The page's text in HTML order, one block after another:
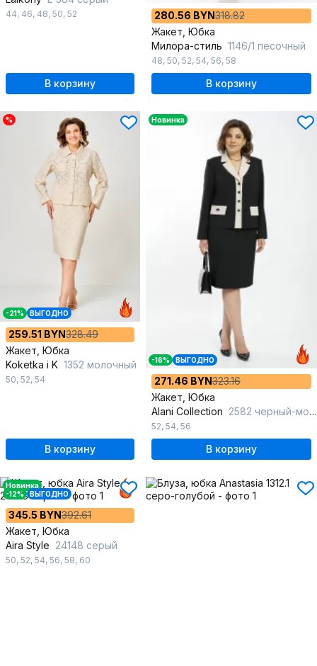
44, 46, 48, 50, 52
В корзину
280.56 BYN318.82
Жакет, Юбка
Милора-стиль 1146/1 песочный
48, 50, 52, 54, 56, 58
В корзину
%
-21% ВЫГОДНО
259.51 BYN328.49
Жакет, Юбка
Koketka i K 1352 молочный
50, 52, 54
В корзину
Новинка
-16% ВЫГОДНО
271.46 BYN323.16
Жакет, Юбка
Alani Collection 2582 черный-молоко
52, 54, 56
В корзину
Новинка
-12%
ВЫГОДНО
345.5 BYN392.61
Жакет, Юбка
Aira Style 24148 серый
50, 52, 54, 56, 58, 60